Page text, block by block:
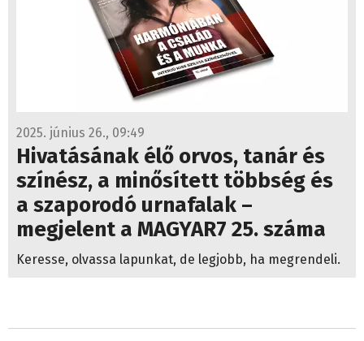
2025. június 26., 09:49
Hivatásának élő orvos, tanár és
színész, a minősített többség és
a szaporodó urnafalak –
megjelent a MAGYAR7 25. száma
Keresse, olvassa lapunkat, de legjobb, ha megrendeli.